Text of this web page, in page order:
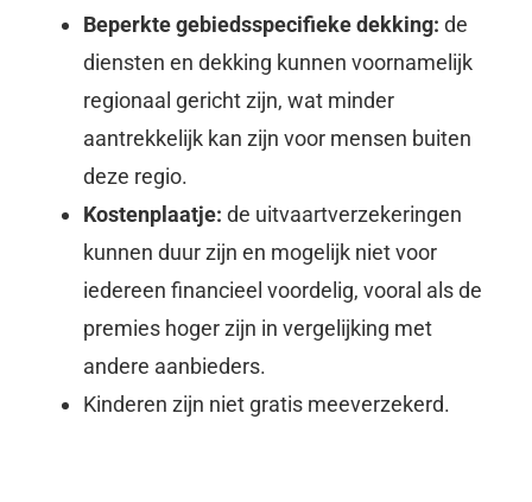
Beperkte gebiedsspecifieke dekking: de
diensten en dekking kunnen voornamelijk
regionaal gericht zijn, wat minder
aantrekkelijk kan zijn voor mensen buiten
deze regio.
Kostenplaatje: de uitvaartverzekeringen
kunnen duur zijn en mogelijk niet voor
iedereen financieel voordelig, vooral als de
premies hoger zijn in vergelijking met
andere aanbieders.
Kinderen zijn niet gratis meeverzekerd.